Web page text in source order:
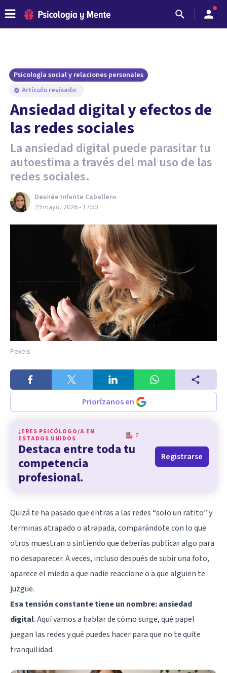
Psicología social y relaciones personales
Artículo revisado
Ansiedad digital y efectos de
las redes sociales
La ansiedad digital puede parasitar tu
autoestima a través del mal uso de las
redes sociales.
Desirée Infante Caballero
29 mayo, 2026 - 17:53
Pexels
Priorízanos en
¿ERES PSICÓLOGO/A EN
ESTADOS UNIDOS
?
Destaca entre toda tu
competencia
profesional.
Registrarse
Quizá te ha pasado que entras a las redes “solo un ratito” y
terminas atrapado o atrapada, comparándote con lo que
otros muestran o sintiendo que deberías publicar algo para
no desaparecer. A veces, incluso después de subir una foto,
aparece el miedo a que nadie reaccione o a que alguien te
juzgue.
Esa tensión constante tiene un nombre: ansiedad
digital. Aquí vamos a hablar de cómo surge, qué papel
juegan las redes y qué puedes hacer para que no te quite
tranquilidad.